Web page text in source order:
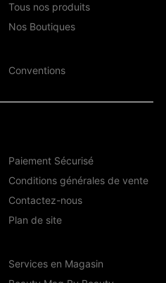
Tous nos produits
Nos Boutiques
Conventions
Paiement Sécurisé
Conditions générales de vente
Contactez-nous
Plan de site
Services en Magasin